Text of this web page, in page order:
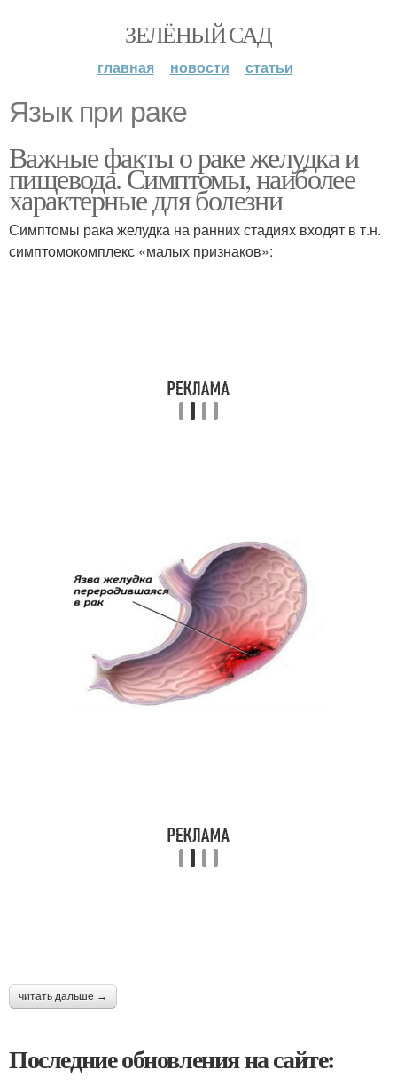
ЗЕЛЁНЫЙ САД
главная новости статьи
Язык при раке
Важные факты о раке желудка и
пищевода. Симптомы, наиболее
характерные для болезни
Симптомы рака желудка на ранних стадиях входят в т.н.
симптомокомплекс «малых признаков»:
читать дальше →
Последние обновления на сайте: